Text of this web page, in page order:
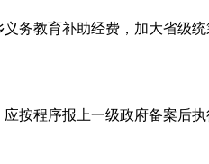
务教育补助经费，加大省级
按程序报上一级政府备案后执